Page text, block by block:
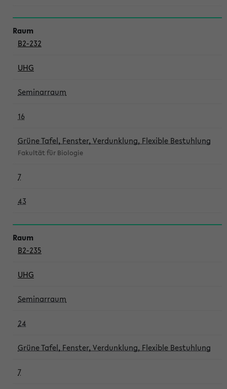
B2-232
UHG
Seminarraum
16
Grüne Tafel, Fenster, Verdunklung, Flexible Bestuhlung
Fakultät für Biologie
7
43
B2-235
UHG
Seminarraum
24
Grüne Tafel, Fenster, Verdunklung, Flexible Bestuhlung
7